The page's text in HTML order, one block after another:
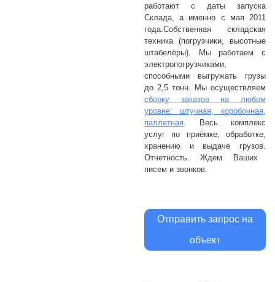
работают с даты запуска
Склада, а именно с мая 2011
года.Собственная складская
техника (погрузчики, высотные
штабелёры). Мы работаем с
электропогрузчиками,
способными выгружать грузы
до 2,5 тонн. Мы осуществляем
сборку заказов на любом
уровне: штучная, коробочная,
паллетная.
Весь комплекс
услуг по приёмке, обработке,
хранению и выдаче грузов.
Отчетность. Ждем Ваших
писем и звонков.
Отправить запрос на
объект